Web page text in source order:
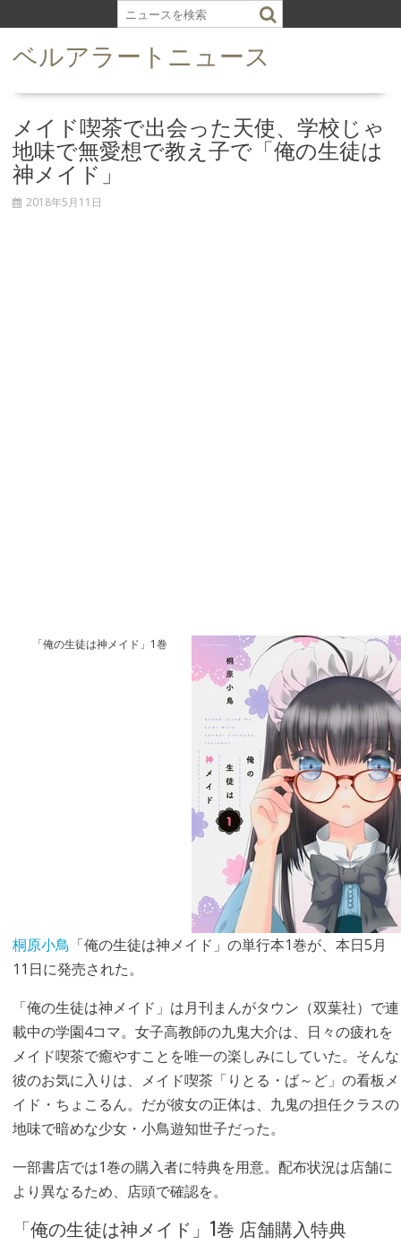
k
ベルアラートニュース
メイド喫茶で出会った天使、学校じゃ
地味で無愛想で教え子で「俺の生徒は
神メイド」
2018年5月11日
「俺の生徒は神メイド」1巻
桐原小鳥 「俺の生徒は神メイド」の単行本1巻が、本日5月
11日に発売された。
「俺の生徒は神メイド」は月刊まんがタウン（双葉社）で連
載中の学園4コマ。女子高教師の九鬼大介は、日々の疲れを
メイド喫茶で癒やすことを唯一の楽しみにしていた。そんな
彼のお気に入りは、メイド喫茶「りとる・ば～ど」の看板メ
イド・ちょこるん。だが彼女の正体は、九鬼の担任クラスの
地味で暗めな少女・小鳥遊知世子だった。
一部書店では1巻の購入者に特典を用意。配布状況は店舗に
より異なるため、店頭で確認を。
「俺の生徒は神メイド」1巻 店舗購入特典